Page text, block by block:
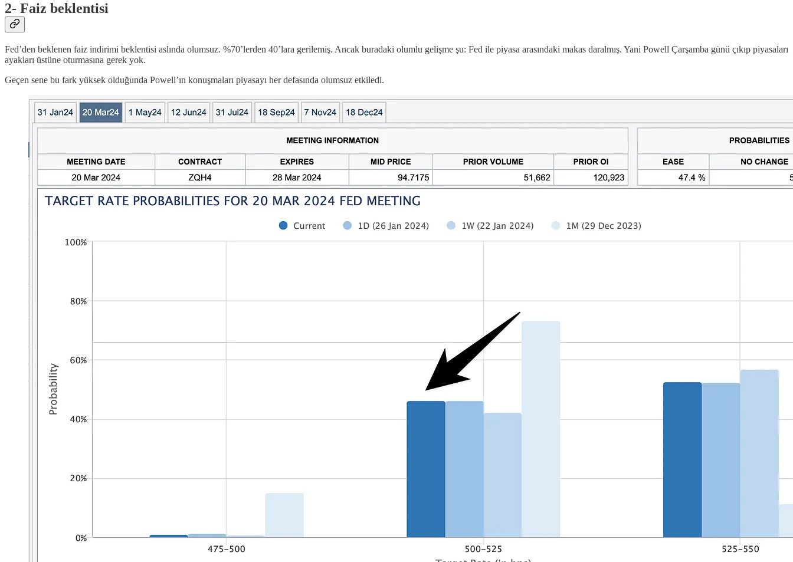
2- Faiz beklentisi
Fed’den beklenen faiz indirimi beklentisi aslında olumsuz. %70’lerden 40’lara gerilemiş. Ancak buradaki olumlu gelişme şu: Fed ile piyasa arasındaki makas daralmış. Yani Powell Çarşamba günü çıkıp piyasaları
ayakları üstüne oturmasına gerek yok.
Geçen sene bu fark yüksek olduğunda Powell’ın konuşmaları piyasayı her defasında olumsuz etkiledi.